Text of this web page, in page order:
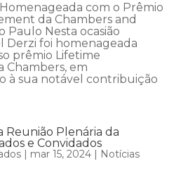
com o Prêmio
da Chambers and
Paulo Nesta ocasião
Derzi foi homenageada
prêmio Lifetime
Chambers, em
à sua notável contribuição
Reunião Plenária da
e Convidados
| mar 15, 2024| Notícias